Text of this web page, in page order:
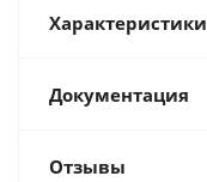
Характеристики
Документация
Отзывы